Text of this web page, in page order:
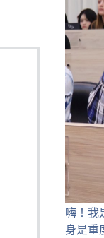
嗨！我
身是重